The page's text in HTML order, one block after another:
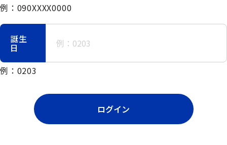
例：090XXXX0000
誕生
日
例：0203
ログイン